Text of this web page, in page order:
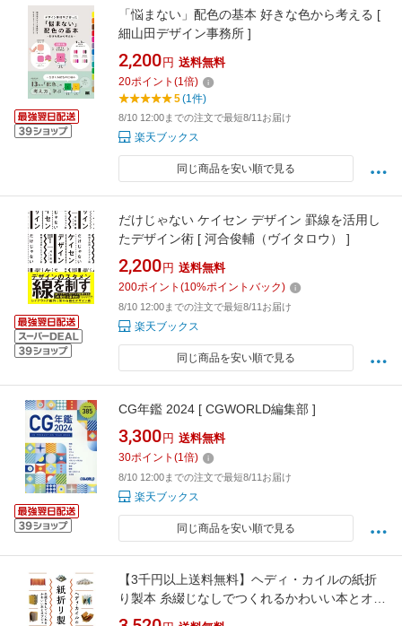
「悩まない」配色の基本 好きな色から考える [
細山田デザイン事務所 ]
2,200 円 送料無料
20ポイント (1倍)
5(1件)
8/10 12:00までの注文で最短8/11お届け
楽天ブックス
同じ商品を安い順で見る
だけじゃない ケイセン デザイン 罫線を活用し
たデザイン術 [ 河合俊輔（ヴイタロウ） ]
2,200 円 送料無料
200ポイント (10%ポイントバック)
8/10 12:00までの注文で最短8/11お届け
楽天ブックス
同じ商品を安い順で見る
CG年鑑 2024 [ CGWORLD編集部 ]
3,300 円 送料無料
30ポイント (1倍)
8/10 12:00までの注文で最短8/11お届け
楽天ブックス
同じ商品を安い順で見る
【3千円以上送料無料】ヘディ・カイルの紙折
り製本 糸綴じなしでつくれるかわいい本とオブ
ジェ／ヘディ・カイル／ウラ・ワーコール／相